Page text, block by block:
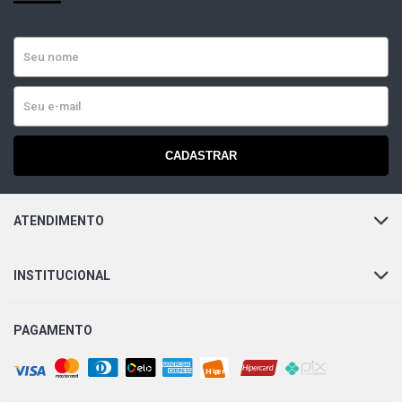
CADASTRAR
ATENDIMENTO
INSTITUCIONAL
PAGAMENTO